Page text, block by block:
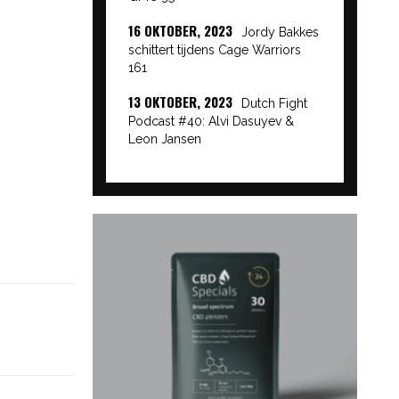
16 OKTOBER, 2023
Jordy Bakkes
schittert tijdens Cage Warriors
161
13 OKTOBER, 2023
Dutch Fight
Podcast #40: Alvi Dasuyev &
Leon Jansen